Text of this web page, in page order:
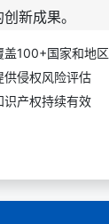
新成果。
盖100+国家和地区
供侵权风险评估
识产权持续有效